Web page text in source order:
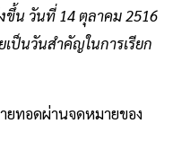
ขึ้น วันที่ 14 ตุลาคม 2516
ป็นวันสำคัญในการเรียก
ยทอดผ่านจดหมายของ